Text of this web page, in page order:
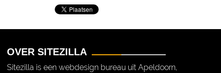
OVER SITEZILLA
Sitezilla is een webdesign bureau uit Apeldoorn,